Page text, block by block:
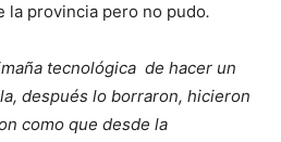
la provincia pero no pudo.
tecnológica de hacer un
después lo borraron, hicieron
como que desde la